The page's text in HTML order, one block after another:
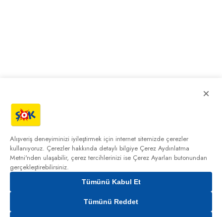
×
Alışveriş deneyiminizi iyileştirmek için internet sitemizde çerezler
kullanıyoruz. Çerezler hakkında detaylı bilgiye Çerez Aydınlatma
Metni'nden ulaşabilir, çerez tercihlerinizi ise Çerez Ayarları butonundan
gerçekleştirebilirsiniz.
Tümünü Kabul Et
Tümünü Reddet